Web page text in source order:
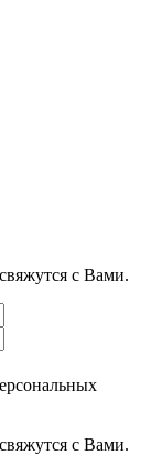
с Вами.
с Вами.